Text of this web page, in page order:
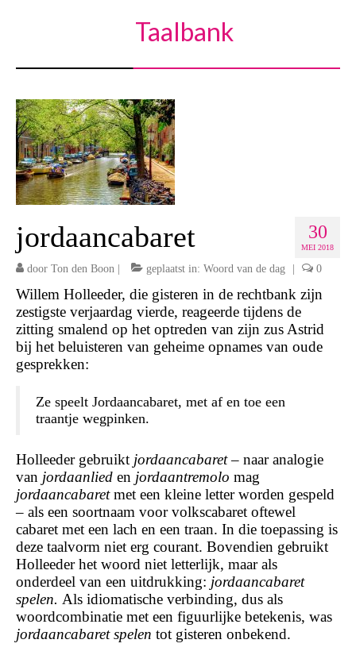
Taalbank
30
MEI 2018
jordaancabaret
door Ton den Boon geplaatst in: Woord van de dag 0
Willem Holleeder, die gisteren in de rechtbank zijn
zestigste verjaardag vierde, reageerde tijdens de
zitting smalend op het optreden van zijn zus Astrid
bij het beluisteren van geheime opnames van oude
gesprekken:
Ze speelt Jordaancabaret, met af en toe een
traantje wegpinken.
Holleeder gebruikt jordaancabaret– naar analogie
van jordaanlied en jordaantremolo mag
jordaancabaretmet een kleine letter worden gespeld
– als een soortnaam voor volkscabaret oftewel
cabaret met een lach en een traan. In die toepassing is
deze taalvorm niet erg courant. Bovendien gebruikt
Holleeder het woord niet letterlijk, maar als
onderdeel van een uitdrukking: jordaancabaret
spelen. Als idiomatische verbinding, dus als
woordcombinatie met een figuurlijke betekenis, was
jordaancabaret spelen tot gisteren onbekend.